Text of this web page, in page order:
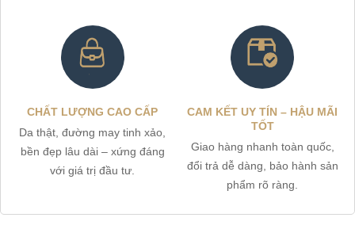
CHẤT LƯỢNG CAO CẤP
Da thật, đường may tinh xảo,
bền đẹp lâu dài – xứng đáng
với giá trị đầu tư.
CAM KẾT UY TÍN – HẬU MÃI
TỐT
Giao hàng nhanh toàn quốc,
đổi trả dễ dàng, bảo hành sản
phẩm rõ ràng.